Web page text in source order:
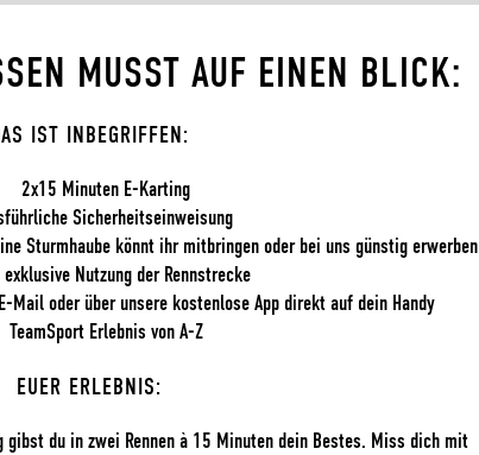
MUSST AUF EINEN BLICK:
IST INBEGRIFFEN:
2x15 Minuten E-Karting
Sicherheitseinweisung
Sturmhaube könnt ihr mitbringen oder bei uns günstig erwerben
exklusive Nutzung der Rennstrecke
Mail oder über unsere kostenlose App direkt auf dein Handy
TeamSport Erlebnis von A-Z
EUER ERLEBNIS:
gibst du in zwei Rennen à 15 Minuten dein Bestes. Miss dich mit